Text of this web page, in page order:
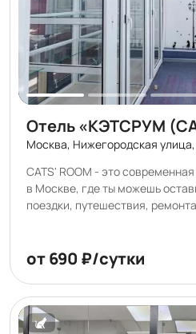
Отель «КЭТСРУМ
Москва, Нижегородская
CATS' ROOM - это
в Москве, где ты можешь
поездки, путешествия,
Комфортные, большие и
еврономера • 4 вида номеров,
бюджет и характеры хвостатых • В каждом номере от 2
до 4 уровней для
Видеонаблюдение для
от 690 ₽/сутки